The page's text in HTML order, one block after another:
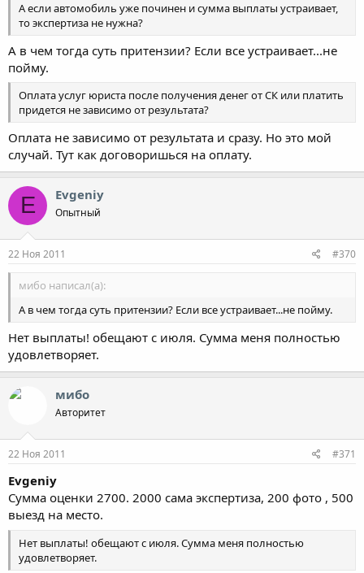
А если автомобиль уже починен и сумма выплаты устраивает,
то экспертиза не нужна?
А в чем тогда суть притензии? Если все устраивает...не
пойму.
Оплата услуг юриста после получения денег от СК или платить
придется не зависимо от результата?
Оплата не зависимо от результата и сразу. Но это мой
случай. Тут как договоришься на оплату.
E Evgeniy
Опытный
22 Ноя 2011 #370
мибо написал(а):
А в чем тогда суть притензии? Если все устраивает...не пойму.
Нет выплаты! обещают с июля. Сумма меня полностью
удовлетворяет.
мибо
Авторитет
22 Ноя 2011 #371
Evgeniy
Сумма оценки 2700. 2000 сама экспертиза, 200 фото , 500
выезд на место.
Нет выплаты! обещают с июля. Сумма меня полностью
удовлетворяет.